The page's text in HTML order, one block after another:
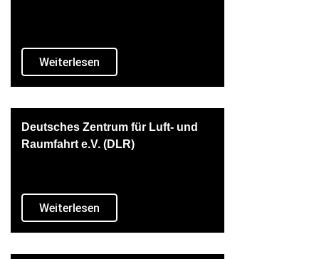
Weiterlesen
Deutsches Zentrum für Luft- und
Raumfahrt e.V. (DLR)
Weiterlesen